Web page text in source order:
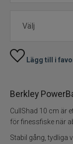
Havsfiske
PowerBait/Gulp
Spinnflugor
Fiskelinor
Lägg till i
Berkley
CullShad 10 cm är
för finessfiske när
Stabil gång, tydliga